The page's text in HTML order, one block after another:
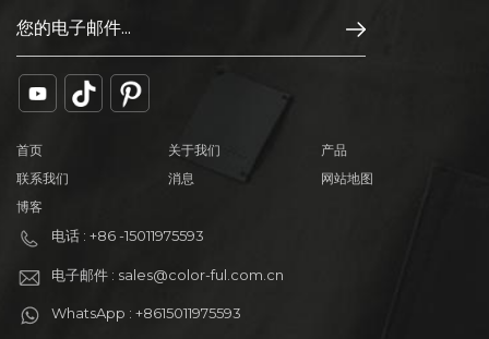
首页 关于我们
产品
联系我们
消息
网站地图
博客
电话 : +86 -15011975593
电子邮件 : sales@color-ful.com.cn
WhatsApp : +8615011975593